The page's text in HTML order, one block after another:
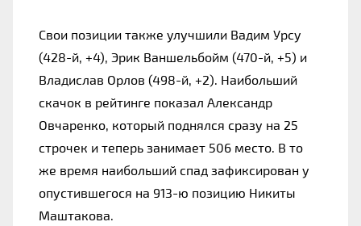
Свои позиции также улучшили Вадим Урсу
(428-й, +4), Эрик Ваншельбойм (470-й, +5) и
Владислав Орлов (498-й, +2). Наибольший
скачок в рейтинге показал Александр
Овчаренко, который поднялся сразу на 25
строчек и теперь занимает 506 место. В то
же время наибольший спад зафиксирован у
опустившегося на 913-ю позицию Никиты
Маштакова.